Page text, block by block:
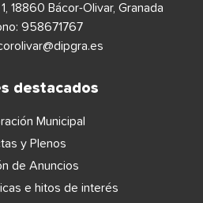
18860 Bácor-Olivar, Granada
958671767
destacados
Municipal
y Plenos
de Anuncios
e hitos de interés